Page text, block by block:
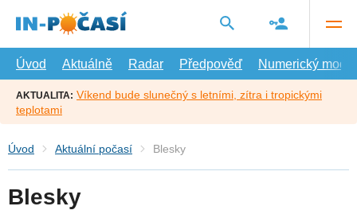
hlavní
Úvod
Aktuálně Radar Předpověď Numerický model
AKTUALITA: Víkend bude slunečný s letními, zítra i tropickými
teplotami
Úvod Aktuální počasí Blesky
Blesky